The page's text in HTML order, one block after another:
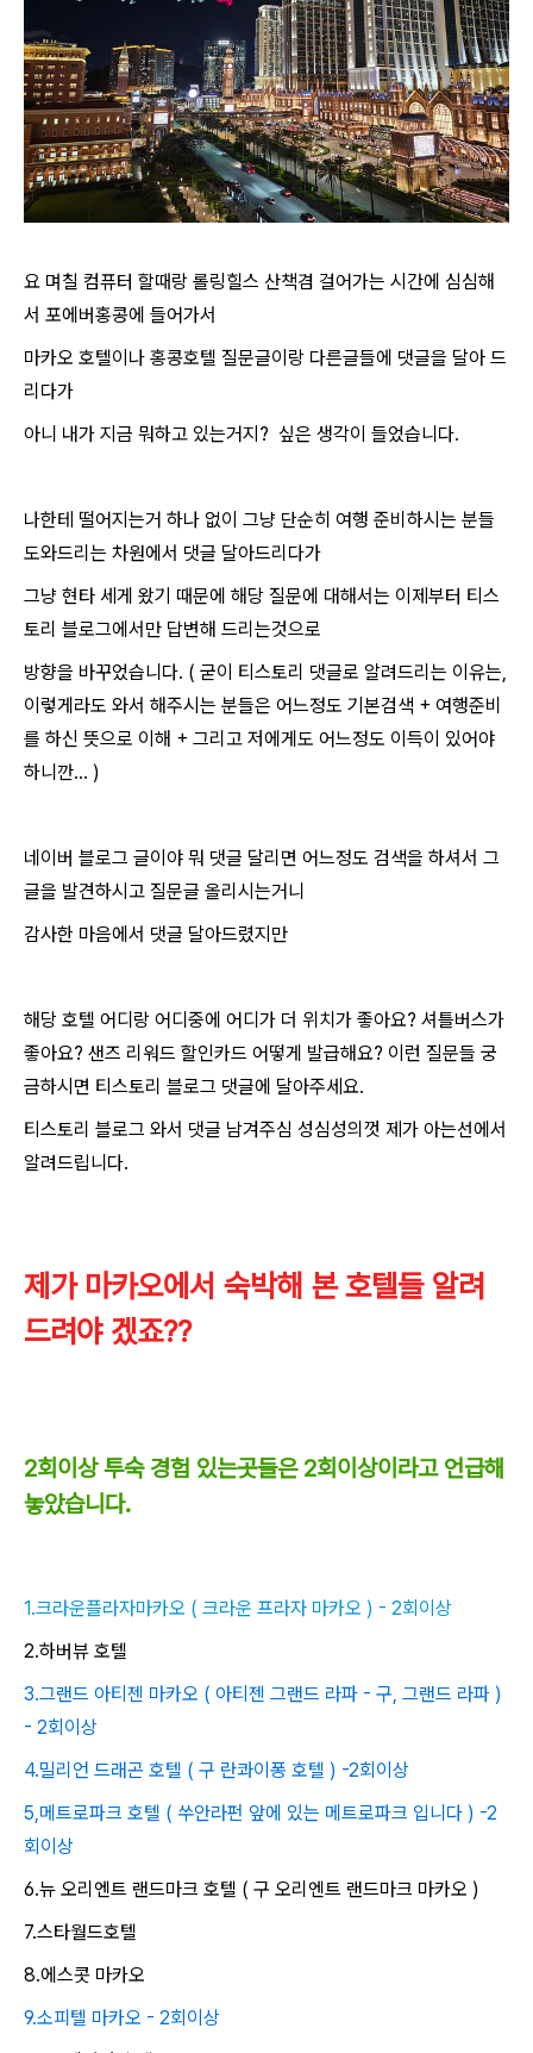
요 며칠 컴퓨터 할때랑 롤링힐스 산책겸 걸어가는 시간에 심심해
서 포에버홍콩에 들어가서
마카오 호텔이나 홍콩호텔 질문글이랑 다른글들에 댓글을 달아 드
리다가
아니 내가 지금 뭐하고 있는거지? 싶은 생각이 들었습니다.
나한테 떨어지는거 하나 없이 그냥 단순히 여행 준비하시는 분들
도와드리는 차원에서 댓글 달아드리다가
그냥 현타 세게 왔기 때문에 해당 질문에 대해서는 이제부터 티스
토리 블로그에서만 답변해 드리는것으로
방향을 바꾸었습니다. ( 굳이 티스토리 댓글로 알려드리는 이유는,
이렇게라도 와서 해주시는 분들은 어느정도 기본검색 + 여행준비
를 하신 뜻으로 이해 + 그리고 저에게도 어느정도 이득이 있어야
하니깐... )
네이버 블로그 글이야 뭐 댓글 달리면 어느정도 검색을 하셔서 그
글을 발견하시고 질문글 올리시는거니
감사한 마음에서 댓글 달아드렸지만
해당 호텔 어디랑 어디중에 어디가 더 위치가 좋아요? 셔틀버스가
좋아요? 샌즈 리워드 할인카드 어떻게 발급해요? 이런 질문들 궁
금하시면 티스토리 블로그 댓글에 달아주세요.
티스토리 블로그 와서 댓글 남겨주심 성심성의껏 제가 아는선에서
알려드립니다.
제가 마카오에서 숙박해 본 호텔들 알려
드려야 겠죠??
2회이상 투숙 경험 있는곳들은 2회이상이라고 언급해
놓았습니다.
1.크라운플라자마카오 ( 크라운 프라자 마카오 ) - 2회이상
2.하버뷰 호텔
3.그랜드 아티젠 마카오 ( 아티젠 그랜드 라파 - 구, 그랜드 라파 )
- 2회이상
4.밀리언 드래곤 호텔 ( 구 란콰이퐁 호텔 ) -2회이상
5,메트로파크 호텔 ( 쑤안라펀 앞에 있는 메트로파크 입니다 ) -2
회이상
6.뉴 오리엔트 랜드마크 호텔 ( 구 오리엔트 랜드마크 마카오 )
7.스타월드호텔
8.에스콧 마카오
9.소피텔 마카오 - 2회이상